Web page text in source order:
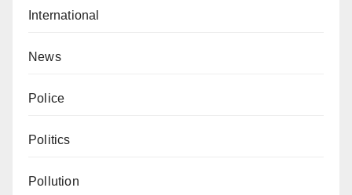
International
News
Police
Politics
Pollution